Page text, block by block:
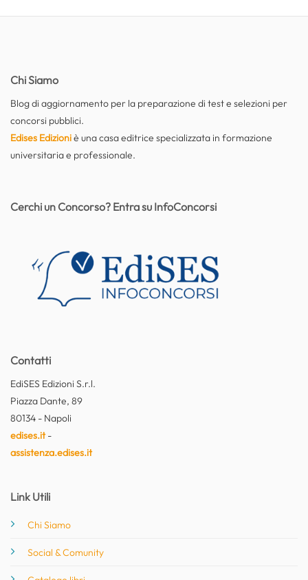
Chi Siamo
Blog di aggiornamento per la preparazione di test e selezioni per
concorsi pubblici.
Edises Edizioniè una casa editrice specializzata in formazione
universitaria e professionale.
Contatti
EdiSES Edizioni S.r.l.
Piazza Dante, 89
80134 - Napoli
edises.it-
assistenza.edises.it
Link Utili
Chi Siamo
Social & Comunity
Cerchi un Concorso? Entra su InfoConcorsi